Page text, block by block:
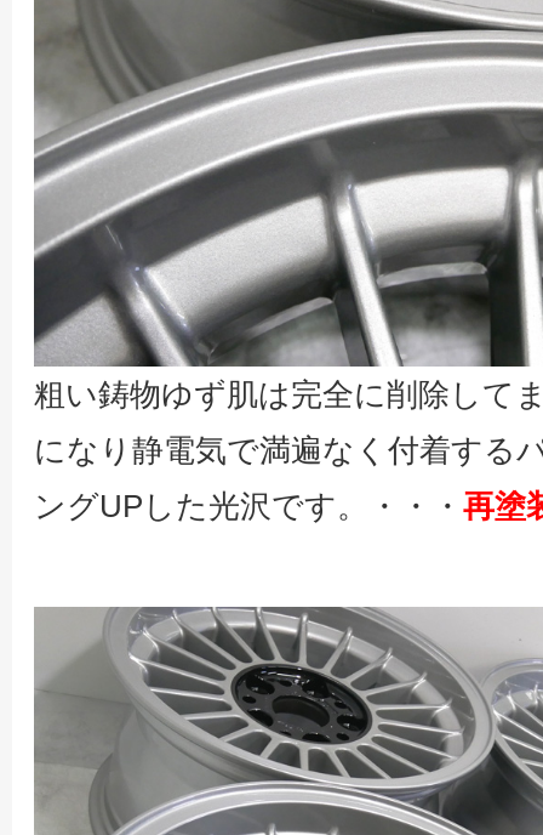
粗い鋳物ゆず肌は完全に削除して
になり静電気で満遍なく付着する
ングUPした光沢です。・・・ 再塗